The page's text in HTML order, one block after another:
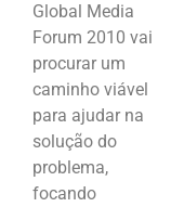
Global Media
Forum 2010 vai
procurar um
caminho viável
para ajudar na
solução do
problema,
focando